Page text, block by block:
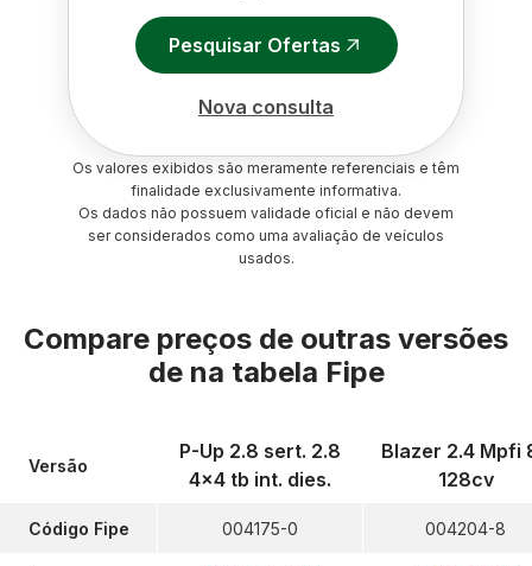
Pesquisar Ofertas
Nova consulta
Os valores exibidos são meramente referenciais e têm
finalidade exclusivamente informativa.
Os dados não possuem validade oficial e não devem
ser considerados como uma avaliação de veículos
usados.
Compare preços de outras versões
de na tabela Fipe
Versão
Código Fipe
P-Up 2.8 sert. 2.8
4x4 tb int. dies.
004175-0
Blazer 2.4 Mpfi
128cv
004204-8